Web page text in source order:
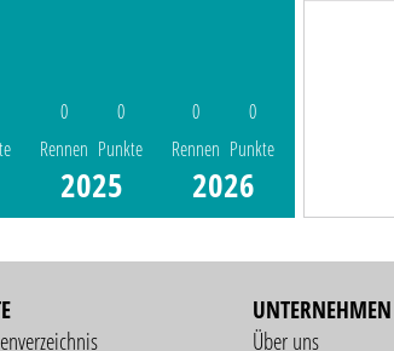
0
Rennen
0
Punkte
2025
0
Rennen
0
Punkte
2026
UNTERNEHMEN
Über uns